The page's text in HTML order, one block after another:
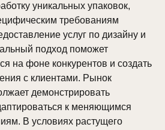
уникальных упаковок,
требованиям
услуг по дизайну и
подход поможет
на фоне конкурентов и создать
с клиентами. Рынок
демонстрировать
к меняющимся
В условиях растущего